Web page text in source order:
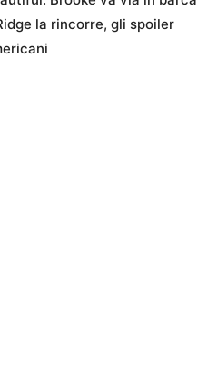
la rincorre, gli spoiler